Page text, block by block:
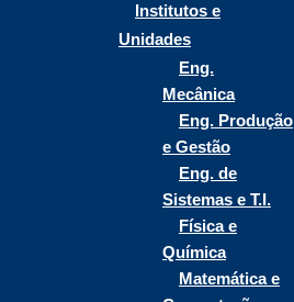
Institutos e
Unidades
Eng.
Mecânica
Eng. Produção
e Gestão
Eng. de
Sistemas e T.I.
Física e
Química
Matemática e